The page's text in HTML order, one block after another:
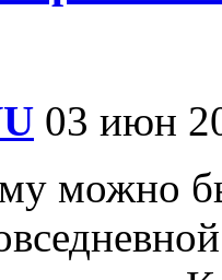
03 июн
можно